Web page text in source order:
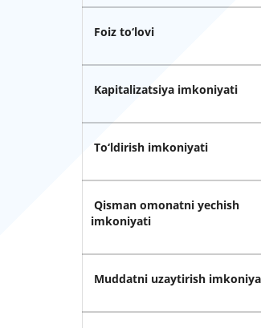
Foiz to‘lovi
Kapitalizatsiya imkoniyati
To‘ldirish imkoniyati
Qisman omonatni yechish
imkoniyati
Muddatni uzaytirish